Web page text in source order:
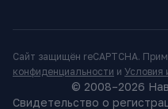
Сайт защищён reCAPTCHA.
конфиденциальности и Условия
© 2008–2026
Свидетельство о